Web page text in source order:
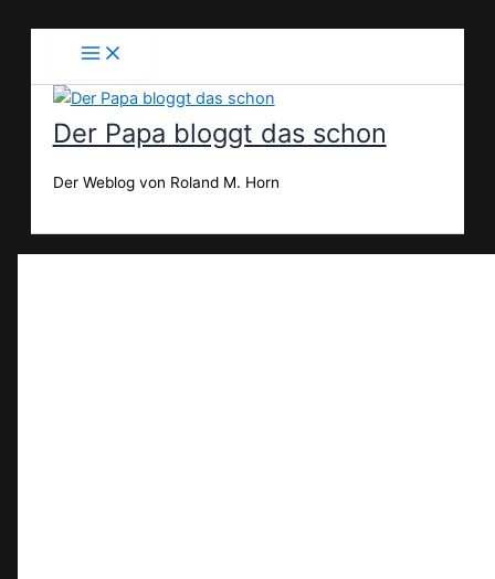
Der Papa bloggt das schon
Der Weblog von Roland M. Horn